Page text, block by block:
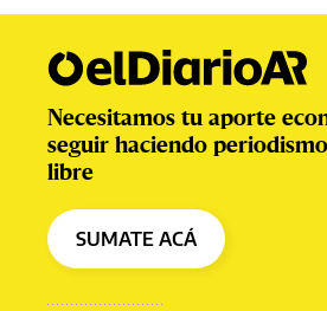
Necesitamos tu aporte
seguir haciendo
libre
SUMATE ACÁ